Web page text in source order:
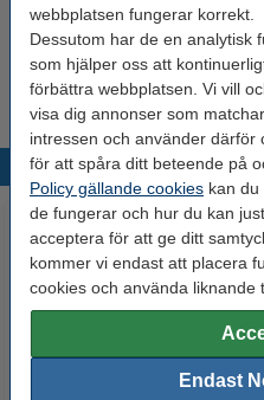
webbplatsen fungerar korrekt.
Dessutom har de en analytisk
som hjälper oss att
förbättra webbplatsen. Vi vill
visa dig annonser som
intressen och använder därför
för att spåra ditt beteende på
Policy gällande cookies kan du
de fungerar och hur du kan
acceptera för att ge ditt
kommer vi endast att placera
cookies och använda liknande
Endast
Beställ nu
19 kr
Populära
Märkpenna permanent 2.5mm |